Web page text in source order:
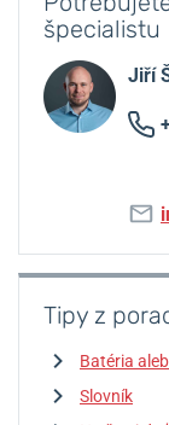
špecialistu
Jiří
Tipy z
Batéria
Slovník